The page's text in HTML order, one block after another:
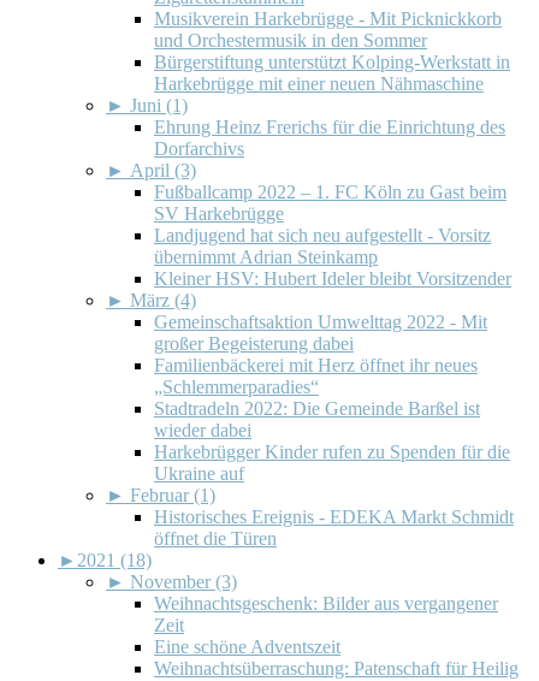
Musikverein Harkebrügge - Mit Picknickkorb
und Orchestermusik in den Sommer
Bürgerstiftung unterstützt Kolping-Werkstatt in
Harkebrügge mit einer neuen Nähmaschine
► Juni (1)
Ehrung Heinz Frerichs für die Einrichtung des
Dorfarchivs
► April (3)
Fußballcamp 2022 – 1. FC Köln zu Gast beim
SV Harkebrügge
Landjugend hat sich neu aufgestellt - Vorsitz
übernimmt Adrian Steinkamp
Kleiner HSV: Hubert Ideler bleibt Vorsitzender
► März (4)
Gemeinschaftsaktion Umwelttag 2022 - Mit
großer Begeisterung dabei
Familienbäckerei mit Herz öffnet ihr neues
„Schlemmerparadies“
Stadtradeln 2022: Die Gemeinde Barßel ist
wieder dabei
Harkebrügger Kinder rufen zu Spenden für die
Ukraine auf
► Februar (1)
Historisches Ereignis - EDEKA Markt Schmidt
öffnet die Türen
► 2021 (18)
► November (3)
Weihnachtsgeschenk: Bilder aus vergangener
Zeit
Eine schöne Adventszeit
Weihnachtsüberraschung: Patenschaft für Heilig